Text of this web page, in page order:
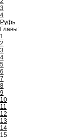
3
4
Руфь
Главы:
1
2
3
4
5
6
7
8
9
10
11
12
13
14
15